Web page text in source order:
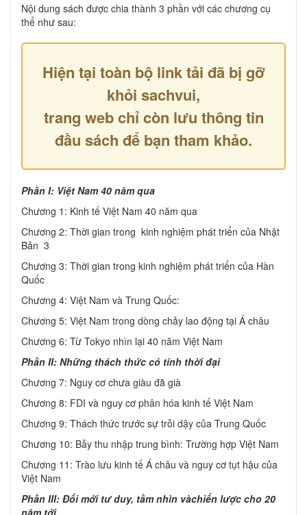
Nội dung sách được chia thành 3 phần với các chương cụ
thể như sau:
Hiện tại toàn bộ link tải đã bị gỡ
khỏi sachvui,
trang web chỉ còn lưu thông tin
đầu sách để bạn tham khảo.
Phần I: Việt Nam 40 năm qua
Chương 1: Kinh tế Việt Nam 40 năm qua
Chương 2: Thời gian trong kinh nghiệm phát triển của Nhật
Bản 3
Chương 3: Thời gian trong kinh nghiệm phát triển của Hàn
Quốc
Chương 4: Việt Nam và Trung Quốc:
Chương 5: Việt Nam trong dòng chảy lao động tại Á châu
Chương 6: Từ Tokyo nhìn lại 40 năm Việt Nam
Phần II: Những thách thức có tính thời đại
Chương 7: Nguy cơ chưa giàu đã già
Chương 8: FDI và nguy cơ phân hóa kinh tế Việt Nam
Chương 9: Thách thức trước sự trỗi dậy của Trung Quốc
Chương 10: Bẫy thu nhập trung bình: Trường hợp Việt Nam
Chương 11: Trào lưu kinh tế Á châu và nguy cơ tụt hậu của
Việt Nam
Phần III: Đổi mới tư duy, tầm nhìn vàchiến lược cho 20
năm tới